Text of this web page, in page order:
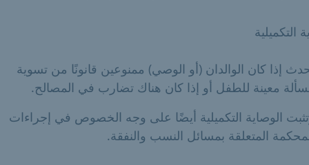
التكميلية
إذا كان الوالدان (أو الوصي) ممنوعين قانونًا من تسوية
معينة للطفل أو إذا كان هناك تضارب في المصالح.
الوصاية التكميلية أيضًا على وجه الخصوص في إجراءات
المتعلقة بمسائل النسب والنفقة.